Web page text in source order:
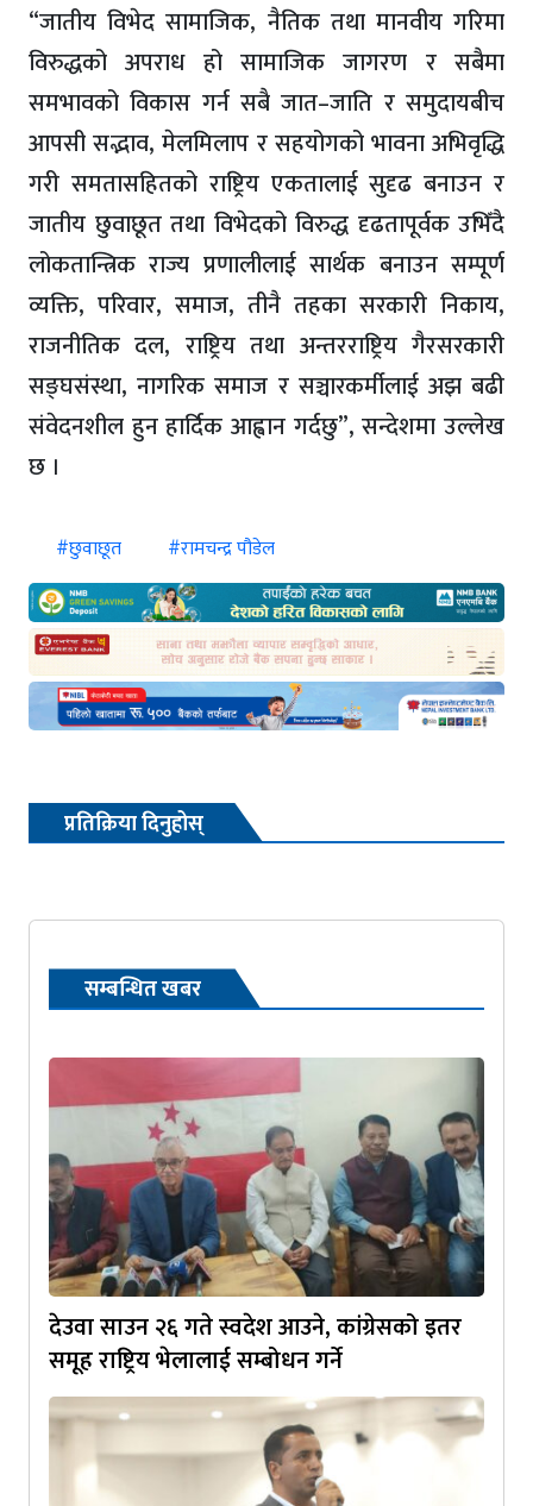
“जातीय विभेद सामाजिक, नैतिक तथा मानवीय गरिमा
विरुद्धको अपराध हो सामाजिक जागरण र सबैमा
समभावको विकास गर्न सबै जात–जाति र समुदायबीच
आपसी सद्भाव, मेलमिलाप र सहयोगको भावना अभिवृद्धि
गरी समतासहितको राष्ट्रिय एकतालाई सुदृढ बनाउन र
जातीय छुवाछूत तथा विभेदको विरुद्ध दृढतापूर्वक उभिँदै
लोकतान्त्रिक राज्य प्रणालीलाई सार्थक बनाउन सम्पूर्ण
व्यक्ति, परिवार, समाज, तीनै तहका सरकारी निकाय,
राजनीतिक दल, राष्ट्रिय तथा अन्तरराष्ट्रिय गैरसरकारी
सङ्घसंस्था, नागरिक समाज र सञ्चारकर्मीलाई अझ बढी
संवेदनशील हुन हार्दिक आह्वान गर्दछु”, सन्देशमा उल्लेख
छ ।
#छुवाछूत #रामचन्द्र पौडेल
प्रतिक्रिया दिनुहोस्
सम्बन्धित खबर
देउवा साउन २६ गते स्वदेश आउने, कांग्रेसको इतर
समूह राष्ट्रिय भेलालाई सम्बोधन गर्ने